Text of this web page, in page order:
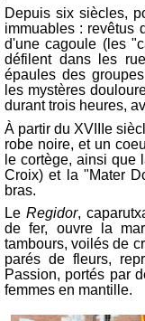
Depuis six siècles,
immuables : revêtus
d'une cagoule (les
défilent dans les
épaules des
les mystères
durant trois heures,
À partir du XVIIIe
robe noire, et un
le cortège, ainsi que
Croix) et la "Mater
bras.
Le Regidor,
de fer, ouvre la
tambours, voilés de
parés de fleurs,
Passion, portés par
femmes en mantille.